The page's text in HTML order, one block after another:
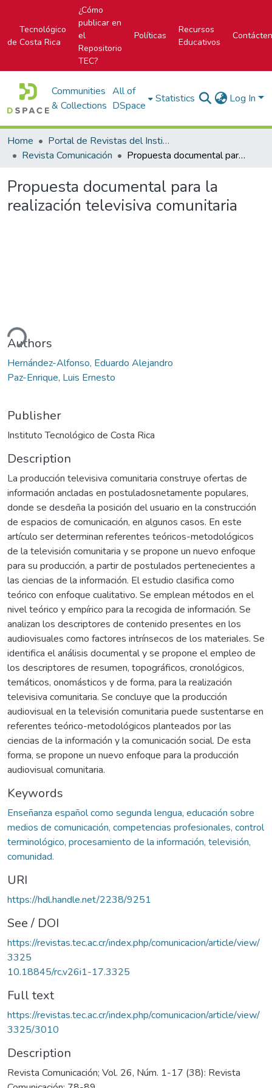
Tecnológico
de Costa Rica
¿Cómo
publicar en
el
Repositorio
TEC?
Políticas
Recursos
Educativos
Communities
& Collections
All of
DSpace
Statistics Log In
Home
Portal de Revistas del Instituto Tecnológico de Costa Rica
Revista Comunicación
Propuesta documental para la realización televisiva comunitaria
Propuesta documental para la
realización televisiva comunitaria
Authors
Hernández-Alfonso, Eduardo Alejandro
Paz-Enrique, Luis Ernesto
Publisher
Instituto Tecnológico de Costa Rica
Description
La producción televisiva comunitaria construye ofertas de
información ancladas en postuladosnetamente populares,
donde se desdeña la posición del usuario en la construcción
de espacios de comunicación, en algunos casos. En este
artículo ser determinan referentes teóricos-metodológicos
de la televisión comunitaria y se propone un nuevo enfoque
para su producción, a partir de postulados pertenecientes a
las ciencias de la información. El estudio clasifica como
teórico con enfoque cualitativo. Se emplean métodos en el
nivel teórico y empírico para la recogida de información. Se
analizan los descriptores de contenido presentes en los
audiovisuales como factores intrínsecos de los materiales. Se
identifica el análisis documental y se propone el empleo de
los descriptores de resumen, topográficos, cronológicos,
temáticos, onomásticos y de forma, para la realización
televisiva comunitaria. Se concluye que la producción
audiovisual en la televisión comunitaria puede sustentarse en
referentes teórico-metodológicos planteados por las
ciencias de la información y la comunicación social. De esta
forma, se propone un nuevo enfoque para la producción
audiovisual comunitaria.
Keywords
Enseñanza español como segunda lengua, educación sobre
medios de comunicación, competencias profesionales, control
terminológico, procesamiento de la información, televisión,
comunidad.
URI
https://hdl.handle.net/2238/9251
See / DOI
https://revistas.tec.ac.cr/index.php/comunicacion/article/view/
3325
10.18845/rc.v26i1-17.3325
Full text
https://revistas.tec.ac.cr/index.php/comunicacion/article/view/
3325/3010
Description
Revista Comunicación; Vol. 26, Núm. 1-17 (38): Revista